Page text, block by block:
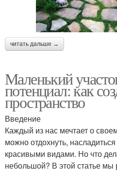
читать дальше →
Маленький
потенциал: как
пространство
Введение
Каждый из нас мечтает о
можно отдохнуть,
красивыми видами. Но что
небольшой? В этой статье мы